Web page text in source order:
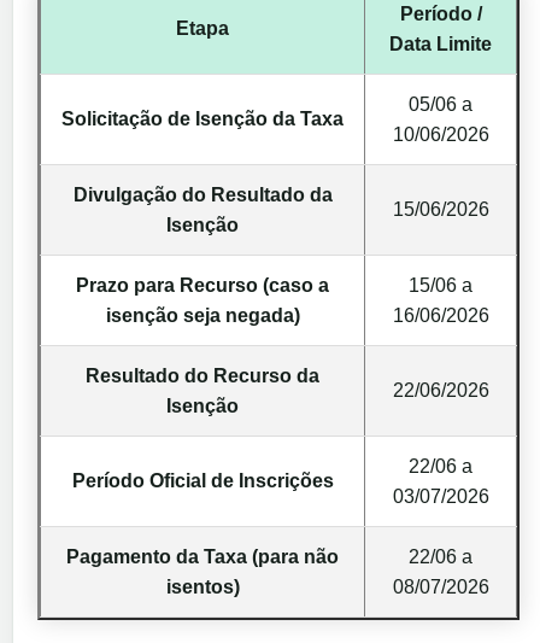
Etapa
Período /
Data Limite
Solicitação de Isenção da Taxa
05/06 a
10/06/2026
Divulgação do Resultado da
Isenção
15/06/2026
Prazo para Recurso (caso a
isenção seja negada)
15/06 a
16/06/2026
Resultado do Recurso da
Isenção
22/06/2026
Período Oficial de Inscrições
22/06 a
03/07/2026
Pagamento da Taxa (para não
isentos)
22/06 a
08/07/2026